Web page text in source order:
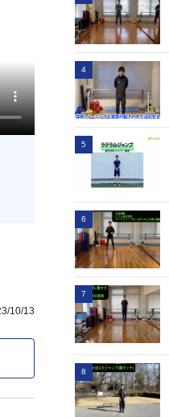
10/13
4
5
6
7
8